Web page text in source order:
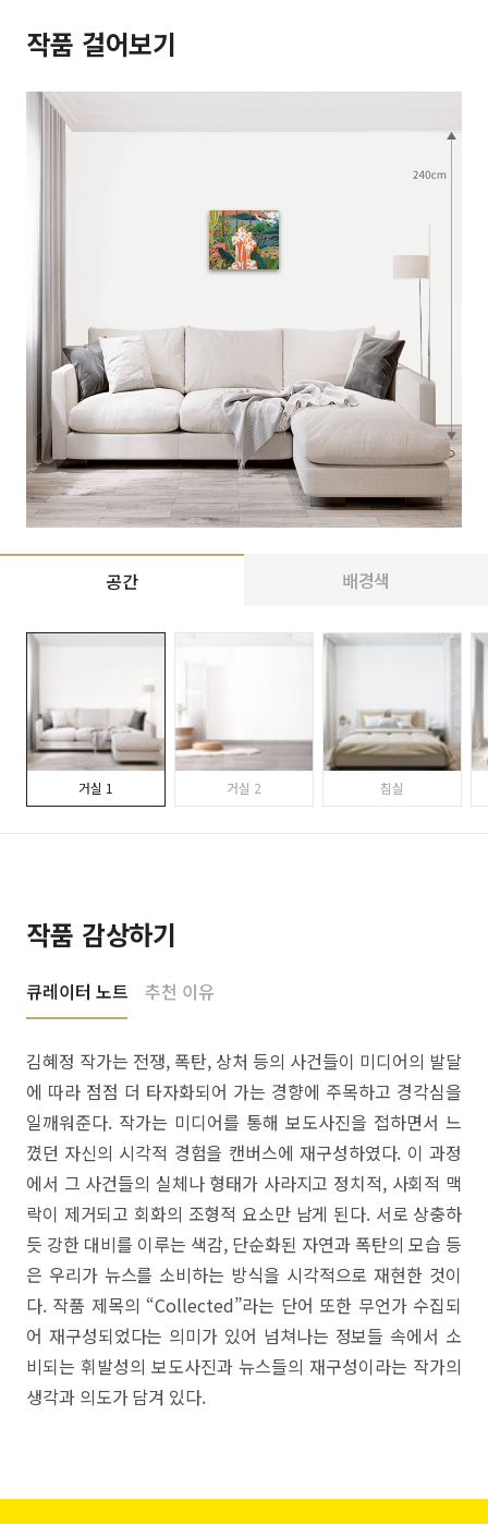
작품 걸어보기
공간 배경색
거실 1 거실 2 침실
작품 감상하기
큐레이터 노트 추천 이유
김혜정 작가는 전쟁, 폭탄, 상처 등의 사건들이 미디어의 발달
에 따라 점점 더 타자화되어 가는 경향에 주목하고 경각심을
일깨워준다. 작가는 미디어를 통해 보도사진을 접하면서 느
꼈던 자신의 시각적 경험을 캔버스에 재구성하였다. 이 과정
에서 그 사건들의 실체나 형태가 사라지고 정치적, 사회적 맥
락이 제거되고 회화의 조형적 요소만 남게 된다. 서로 상충하
듯 강한 대비를 이루는 색감, 단순화된 자연과 폭탄의 모습 등
은 우리가 뉴스를 소비하는 방식을 시각적으로 재현한 것이
다. 작품 제목의 “Collected”라는 단어 또한 무언가 수집되
어 재구성되었다는 의미가 있어 넘쳐나는 정보들 속에서 소
비되는 휘발성의 보도사진과 뉴스들의 재구성이라는 작가의
생각과 의도가 담겨 있다.